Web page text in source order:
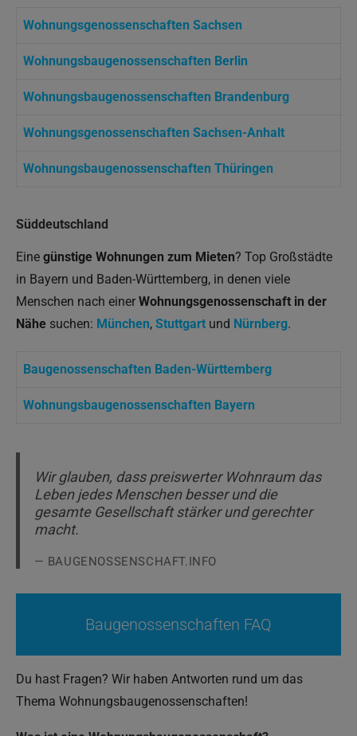
Wohnungsgenossenschaften Sachsen
Wohnungsbaugenossenschaften Berlin
Wohnungsbaugenossenschaften Brandenburg
Wohnungsgenossenschaften Sachsen-Anhalt
Wohnungsbaugenossenschaften Thüringen
Süddeutschland
Eine günstige Wohnungen zum Mieten? Top Großstädte
in Bayern und Baden-Württemberg, in denen viele
Menschen nach einer Wohnungsgenossenschaft in der
Nähe suchen: München, Stuttgart und Nürnberg.
Baugenossenschaften Baden-Württemberg
Wohnungsbaugenossenschaften Bayern
Wir glauben, dass preiswerter Wohnraum das
Leben jedes Menschen besser und die
gesamte Gesellschaft stärker und gerechter
macht.
BAUGENOSSENSCHAFT.INFO
Baugenossenschaften FAQ
Du hast Fragen? Wir haben Antworten rund um das
Thema Wohnungsbaugenossenschaften!